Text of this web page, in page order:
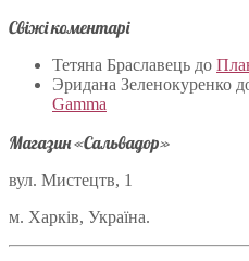
Свіжі коментарі
Тетяна Браславець до
Эридана Зеленокуренко
Gamma
Магазин «Сальвадор»
вул. Мистецтв, 1
м. Харків, Україна.